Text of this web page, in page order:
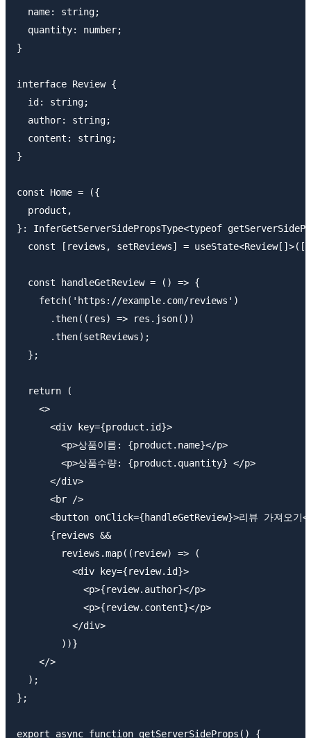
  name: string;
  quantity: number;
}
interface Review {
  id: string;
  author: string;
  content: string;
}
const Home = ({
  product,
}: InferGetServerSidePropsType<typeof
const [reviews, setReviews] =
  const handleGetReview = () => {
    fetch('https://example.com/reviews')
      .then((res) => res.json())
      .then(setReviews);
  };
  return (
    <>
      <div key={product.id}>
        <p>상품이름: {product.name}</p>
        <p>상품수량: {product.quantity} </p>
      </div>
      <br />
<button onClick={handleGetReview}>리뷰 가져오기
      {reviews &&
        reviews.map((review) => (
          <div key={review.id}>
            <p>{review.author}</p>
            <p>{review.content}</p>
          </div>
        ))}
    </>
  );
};
export async function getServerSideProps() {